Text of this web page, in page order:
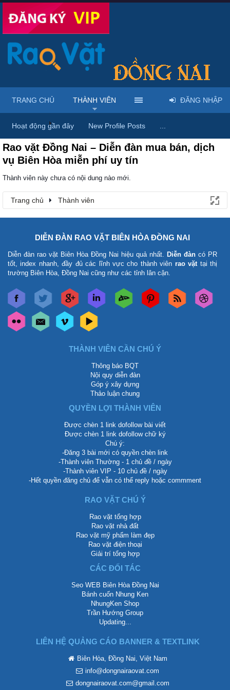
Trang chủ Thành viên
Rao vặt Đồng Nai – Diễn đàn mua bán, dịch
vụ Biên Hòa miễn phí uy tín
Thành viên này chưa có nội dung nào mới.
Trang chủ Thành viên
TRANG CHỦ THÀNH VIÊN
Hoạt động gần đây New Profile Posts
ĐĂNG NHẬP
DIỄN ĐÀN RAO VẶT BIÊN HÒA ĐỒNG NAI
Diễn đàn rao vặt Biên Hòa Đồng Nai hiệu quả nhất. Diễn đàn có PR
tốt, index nhanh, đầy đủ các lĩnh vực cho thành viên rao vặttại thị
trường Biên Hòa, Đồng Nai cũng như các tỉnh lân cận.
THÀNH VIÊN CẦN CHÚ Ý
Thông báo BQT
Nội quy diễn đàn
Góp ý xây dựng
Thảo luận chung
QUYỀN LỢI THÀNH VIÊN
Được chèn 1 link dofollow bài viết
Được chèn 1 link dofollow chữ ký
Chú ý:
-Đăng 3 bài mới có quyền chèn link
-Thành viên Thường - 1 chủ đề / ngày
-Thành viên VIP - 10 chủ đề / ngày
-Hết quyền đăng chủ để vẫn có thể reply hoặc commment
RAO VẶT CHÚ Ý
Rao vặt tổng hợp
Rao vặt nhà đất
Rao vặt mỹ phẩm làm đẹp
Rao vặt điện thoại
Giải trí tổng hợp
CÁC ĐỐI TÁC
Seo WEB Biên Hòa Đồng Nai
Bánh cuốn Nhung Ken
NhungKen Shop
Trần Hướng Group
Updating...
LIÊN HỆ QUẢNG CÁO BANNER & TEXTLINK
Biên Hòa, Đồng Nai, Việt Nam
info@dongnairaovat.com
dongnairaovat.com@gmail.com